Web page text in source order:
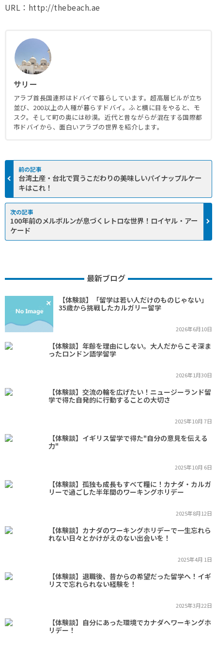
URL：http://thebeach.ae
サリー
アラブ首長国連邦はドバイで暮らしています。超高層ビルが立ち
並び、200以上の人種が暮らすドバイ。ふと横に目をやると、モ
スク。そして町の奥には砂漠。近代と昔ながらが混在する国際都
市ドバイから、面白いアラブの世界を紹介します。
台湾土産・台北で買うこだわりの美味しいパイナップルケー
キはこれ！
100年前のメルボルンが息づくレトロな世界！ロイヤル・アー
ケード
最新ブログ
【体験談】「留学は若い人だけのものじゃない」
35歳から挑戦したカルガリー留学
2026年6月10日
【体験談】年齢を理由にしない。大人だからこそ深ま
ったロンドン語学留学
2026年1月30日
【体験談】交流の輪を広げたい！ニュージーランド留
学で得た自発的に行動することの大切さ
2025年10月 7日
【体験談】イギリス留学で得た"自分の意見を伝える
力"
2025年10月 6日
【体験談】孤独も成長もすべて糧に！カナダ・カルガ
リーで過ごした半年間のワーキングホリデー
2025年8月12日
【体験談】カナダのワーキングホリデーで一生忘れら
れない日々とかけがえのない出会いを！
2025年4月 1日
【体験談】退職後、昔からの希望だった留学へ！イギ
リスで忘れられない経験を！
2025年3月22日
【体験談】自分にあった環境でカナダへワーキングホ
リデー！